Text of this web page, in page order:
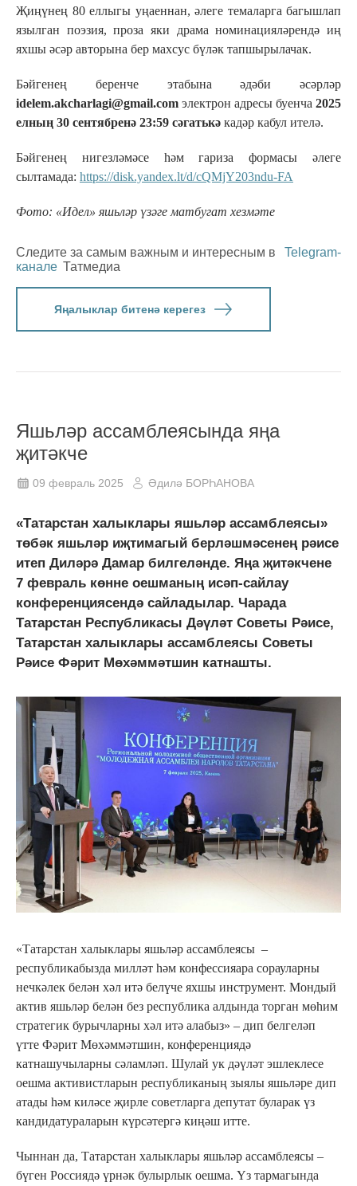
Җиңүнең 80 еллыгы уңаеннан, әлеге темаларга багышлап
язылган поэзия, проза яки драма номинацияләрендә иң
яхшы әсәр авторына бер махсус бүләк тапшырылачак.
Бәйгенең беренче этабына әдәби әсәрләр
idelem.akcharlagi@gmail.com электрон адресы буенча 2025
елның 30 сентябренә 23:59 сәгатькә кадәр кабул ителә.
Бәйгенең нигезләмәсе һәм гариза формасы әлеге
сылтамада: https://disk.yandex.lt/d/cQMjY203ndu-FA
Фото: «Идел» яшьләр үзәге матбугат хезмәте
Следите за самым важным и интересным в
Telegram-
канале Татмедиа
Яңалыклар битенә керегез
Яшьләр ассамблеясында яңа
җитәкче
09 февраль 2025 Әдилә БОРҺАНОВА
«Татарстан халыклары яшьләр ассамблеясы»
төбәк яшьләр иҗтимагый берләшмәсенең рәисе
итеп Диләрә Дамар билгеләнде. Яңа җитәкчене
7 февраль көнне оешманың исәп-сайлау
конференциясендә сайладылар. Чарада
Татарстан Республикасы Дәүләт Советы Рәисе,
Татарстан халыклары ассамблеясы Советы
Рәисе Фәрит Мөхәммәтшин катнашты.
«Татарстан халыклары яшьләр ассамблеясы –
республикабызда милләт һәм конфессияара сорауларны
нечкәлек белән хәл итә белүче яхшы инструмент. Мондый
актив яшьләр белән без республика алдында торган мөһим
стратегик бурычларны хәл итә алабыз» – дип белгеләп
үтте Фәрит Мөхәммәтшин, конференциядә
катнашучыларны сәламләп. Шулай ук дәүләт эшлеклесе
оешма активистларын республиканың зыялы яшьләре дип
атады һәм киләсе җирле советларга депутат буларак үз
кандидатураларын күрсәтергә киңәш итте.
Чыннан да, Татарстан халыклары яшьләр ассамблеясы –
бүген Россиядә үрнәк булырлык оешма. Үз тармагында